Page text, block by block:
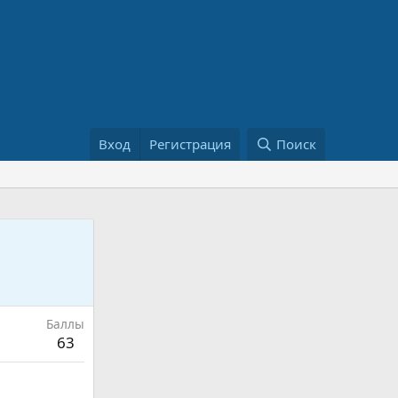
Вход Регистрация Поиск
Баллы
63